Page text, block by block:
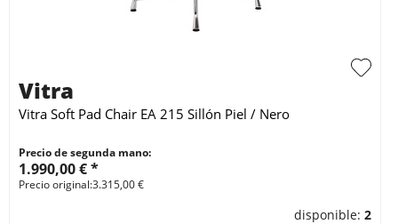
Vitra
Vitra Soft Pad Chair EA 215 Sillón Piel / Nero
Precio de segunda mano:
1.990,00 € *
Precio original:3.315,00 €
disponible:2